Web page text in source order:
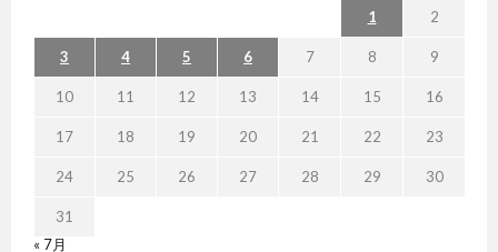
1 2
3 4 5 6 7 8 9
10 11 12 13 14 15 16
17 18 19 20 21 22 23
24 25 26 27 28 29 30
31
« 7月